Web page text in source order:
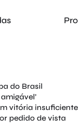
do Brasil
vitória insuficiente
pedido de vista